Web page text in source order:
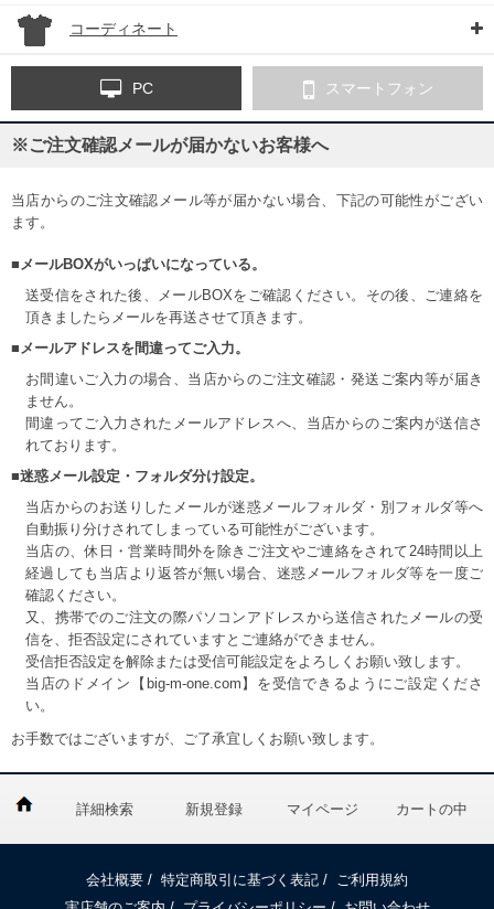
コーディネート
PC スマートフォン
※ご注文確認メールが届かないお客様へ
当店からのご注文確認メール等が届かない場合、下記の可能性がござい
ます。
■メールBOXがいっぱいになっている。
送受信をされた後、メールBOXをご確認ください。その後、ご連絡を
頂きましたらメールを再送させて頂きます。
■メールアドレスを間違ってご入力。
お間違いご入力の場合、当店からのご注文確認・発送ご案内等が届き
ません。
間違ってご入力されたメールアドレスへ、当店からのご案内が送信さ
れております。
■迷惑メール設定・フォルダ分け設定。
当店からのお送りしたメールが迷惑メールフォルダ・別フォルダ等へ
自動振り分けされてしまっている可能性がございます。
当店の、休日・営業時間外を除きご注文やご連絡をされて24時間以上
経過しても当店より返答が無い場合、迷惑メールフォルダ等を一度ご
確認ください。
又、携帯でのご注文の際パソコンアドレスから送信されたメールの受
信を、拒否設定にされていますとご連絡ができません。
受信拒否設定を解除または受信可能設定をよろしくお願い致します。
当店のドメイン【big-m-one.com】を受信できるようにご設定くださ
い。
お手数ではございますが、ご了承宜しくお願い致します。
詳細検索 新規登録 マイページ カートの中
会社概要 / 特定商取引に基づく表記 / ご利用規約